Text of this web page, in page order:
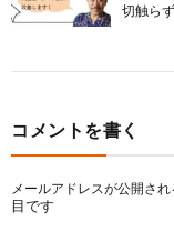
切触ら
コメントを書く
メールアドレスが公開され
目です